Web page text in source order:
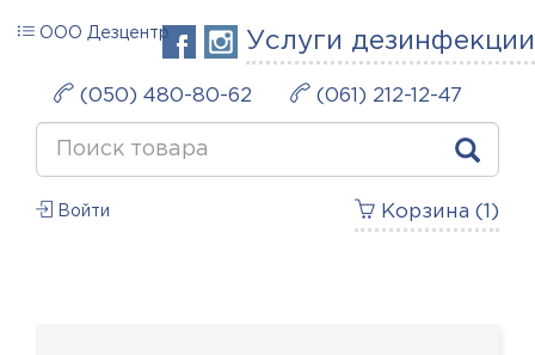
Услуги дезинфекции
ООО Дезцентр
(050) 480-80-62 (061) 212-12-47
Корзина ( )
Войти